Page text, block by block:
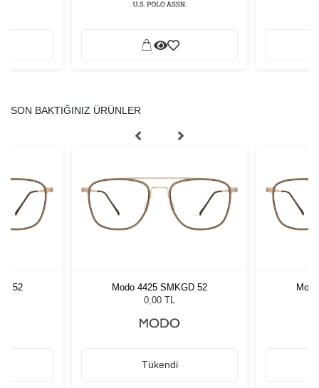
SON BAKTIĞINIZ ÜRÜNLER
52
Modo 4425 SMKGD 52
0,00 TL
Tükendi